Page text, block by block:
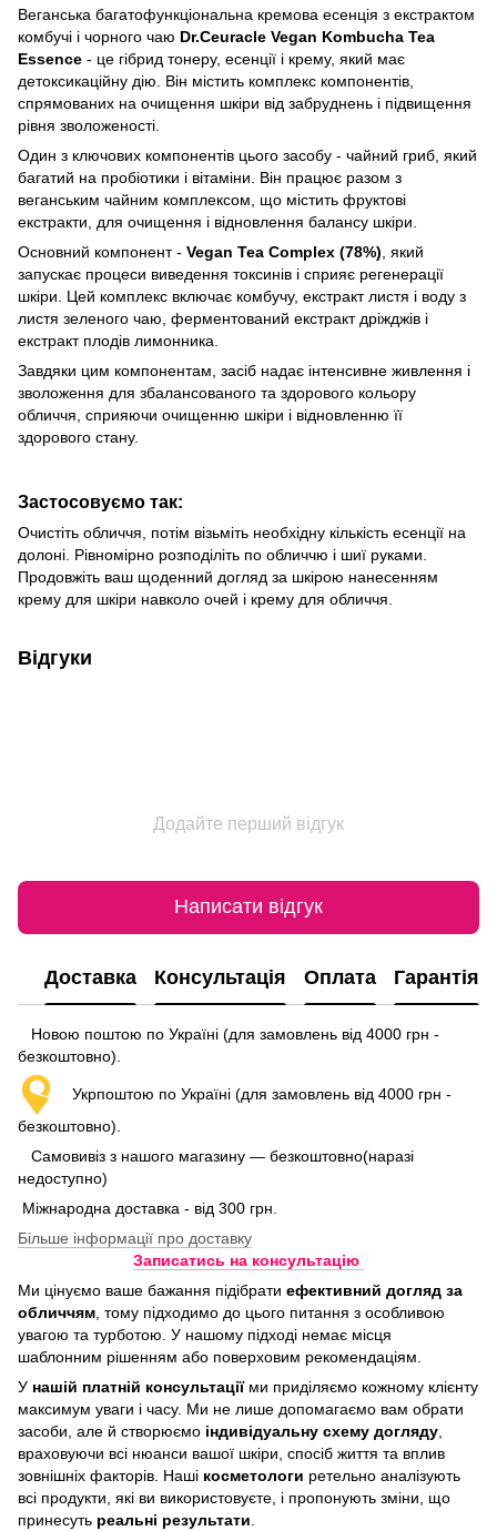
Веганська багатофункціональна кремова есенція з екстрактом
комбучі і чорного чаю Dr.Ceuracle Vegan Kombucha Tea
Essence - це гібрид тонеру, есенції і крему, який має
детоксикаційну дію. Він містить комплекс компонентів,
спрямованих на очищення шкіри від забруднень і підвищення
рівня зволоженості.
Один з ключових компонентів цього засобу - чайний гриб, який
багатий на пробіотики і вітаміни. Він працює разом з
веганським чайним комплексом, що містить фруктові
екстракти, для очищення і відновлення балансу шкіри.
Основний компонент - Vegan Tea Complex (78%) , який
запускає процеси виведення токсинів і сприяє регенерації
шкіри. Цей комплекс включає комбучу, екстракт листя і воду з
листя зеленого чаю, ферментований екстракт дріжджів і
екстракт плодів лимонника.
Завдяки цим компонентам, засіб надає інтенсивне живлення і
зволоження для збалансованого та здорового кольору
обличчя, сприяючи очищенню шкіри і відновленню її
здорового стану.
Застосовуємо так:
Очистіть обличчя, потім візьміть необхідну кількість есенції на
долоні. Рівномірно розподіліть по обличчю і шиї руками.
Продовжіть ваш щоденний догляд за шкірою нанесенням
крему для шкіри навколо очей і крему для обличчя.
Відгуки
Додайте перший відгук
Написати відгук
Доставка Консультація Оплата Гарантія
Новою поштою по Україні (для замовлень від 4000 грн -
безкоштовно).
Укрпоштою по Україні (для замовлень від 4000 грн -
безкоштовно).
Самовивіз з нашого магазину — безкоштовно(наразі
недоступно)
Міжнародна доставка - від 300 грн.
Більше інформації про доставку
Записатись на консультацію
Ми цінуємо ваше бажання підібрати ефективний догляд за
обличчям , тому підходимо до цього питання з особливою
увагою та турботою. У нашому підході немає місця
шаблонним рішенням або поверховим рекомендаціям.
У нашій платній консультаціїми приділяємо кожному клієнту
максимум уваги і часу. Ми не лише допомагаємо вам обрати
засоби, але й створюємо індивідуальну схему догляду
враховуючи всі нюанси вашої шкіри, спосіб життя та вплив
зовнішніх факторів. Наші косметологи ретельно аналізують
всі продукти, які ви використовуєте, і пропонують зміни, що
принесуть реальні результати